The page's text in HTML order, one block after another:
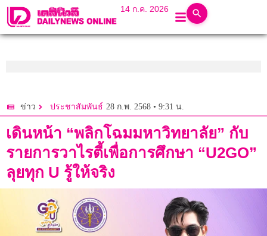
14 ก.ค. 2026
ข่าว ประชาสัมพันธ์ 28 ก.พ. 2568 • 9:31 น.
เดินหน้า “พลิกโฉมมหาวิทยาลัย” กับ
รายการวาไรตี้เพื่อการศึกษา “U2GO”
ลุยทุก U รู้ให้จริง